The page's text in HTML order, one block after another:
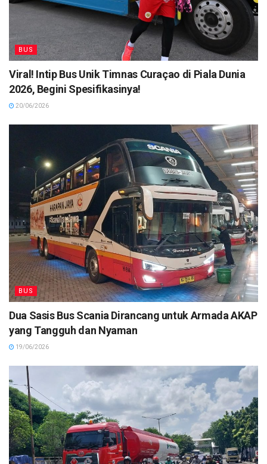
BUS
Viral! Intip Bus Unik Timnas Curaçao di Piala Dunia
2026, Begini Spesifikasinya!
20/06/2026
BUS
Dua Sasis Bus Scania Dirancang untuk Armada AKAP
yang Tangguh dan Nyaman
19/06/2026